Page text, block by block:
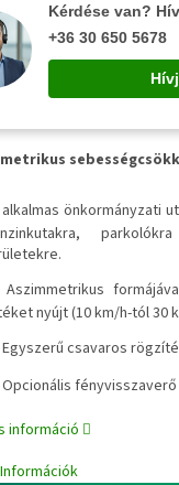
Kérdése van?
+36 30 650 5678
alkalmas önkormányzati
Aszimmetrikus
nyújt (10 km/h-tól 30
Egyszerű csavaros
Opcionális
információ